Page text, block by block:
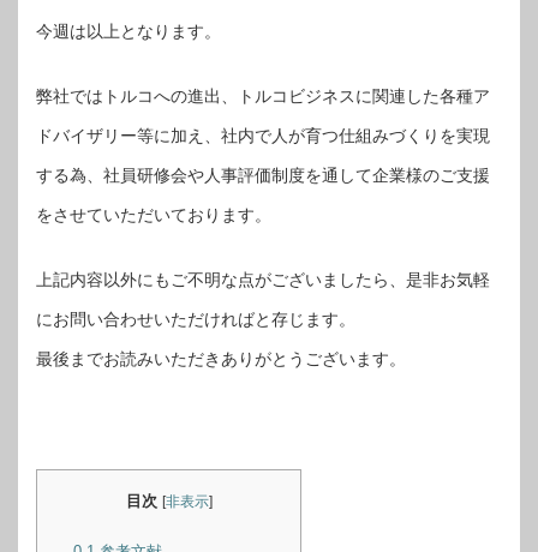
今週は以上となります。
弊社ではトルコへの進出、トルコビジネスに関連した各種ア
ドバイザリー等に加え、社内で人が育つ仕組みづくりを実現
する為、社員研修会や人事評価制度を通して企業様のご支援
をさせていただいております。
上記内容以外にもご不明な点がございましたら、是非お気軽
にお問い合わせいただければと存じます。
最後までお読みいただきありがとうございます。
目次 [非表示]